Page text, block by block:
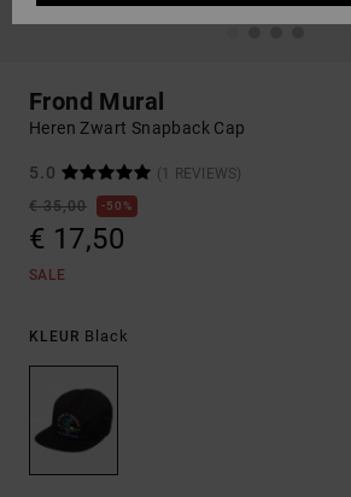
Frond Mural
Heren Zwart Snapback Cap
5.0
(1 REVIEWS)
€ 35,00
50%
€ 17,50
SALE
KLEUR Black